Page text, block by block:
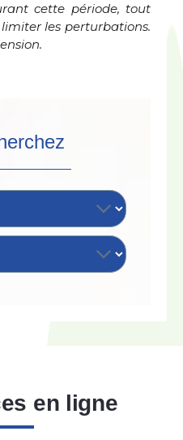
cette période, tout
les perturbations.
en ligne